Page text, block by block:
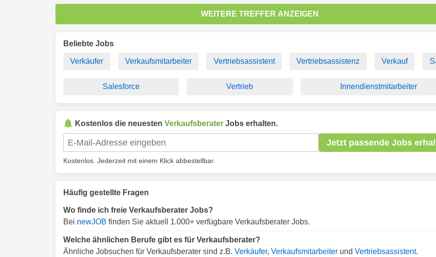
WEITERE TREFFER ANZEIGEN
Beliebte Jobs
Verkäufer Verkaufsmitarbeiter Vertriebsassistent Vertriebsassistenz Verkauf
Salesforce Vertrieb Innendienstmitarbeiter
Kostenlos die neuesten Verkaufsberater Jobs erhalten.
Jetzt passende Jobs
Kostenlos. Jederzeit mit einem Klick abbestellbar.
Häufig gestellte Fragen
Wo finde ich freie Verkaufsberater Jobs?
Bei newJOB finden Sie aktuell 1.000+ verfügbare Verkaufsberater Jobs.
Welche ähnlichen Berufe gibt es für Verkaufsberater?
Ähnliche Jobsuchen für Verkaufsberater sind z.B. Verkäufer, Verkaufsmitarbeiter und Vertriebsassistent.